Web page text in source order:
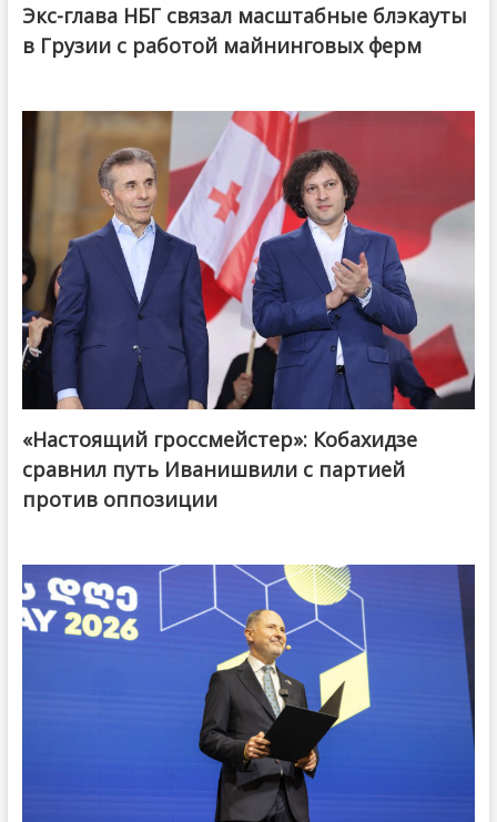
Экс-глава НБГ связал масштабные блэкауты
в Грузии с работой майнинговых ферм
@ქართული ოცნება / Georgian Dream
«Настоящий гроссмейстер»: Кобахидзе
сравнил путь Иванишвили с партией
против оппозиции